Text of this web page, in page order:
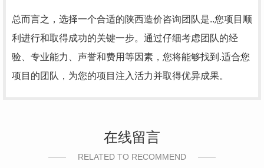
总而言之，选择一个合适的陕西造价咨询团队是..您项目顺
利进行和取得成功的关键一步。通过仔细考虑团队的经
验、专业能力、声誉和费用等因素，您将能够找到.适合您
项目的团队，为您的项目注入活力并取得优异成果。
在线留言
RELATED TO RECOMMEND